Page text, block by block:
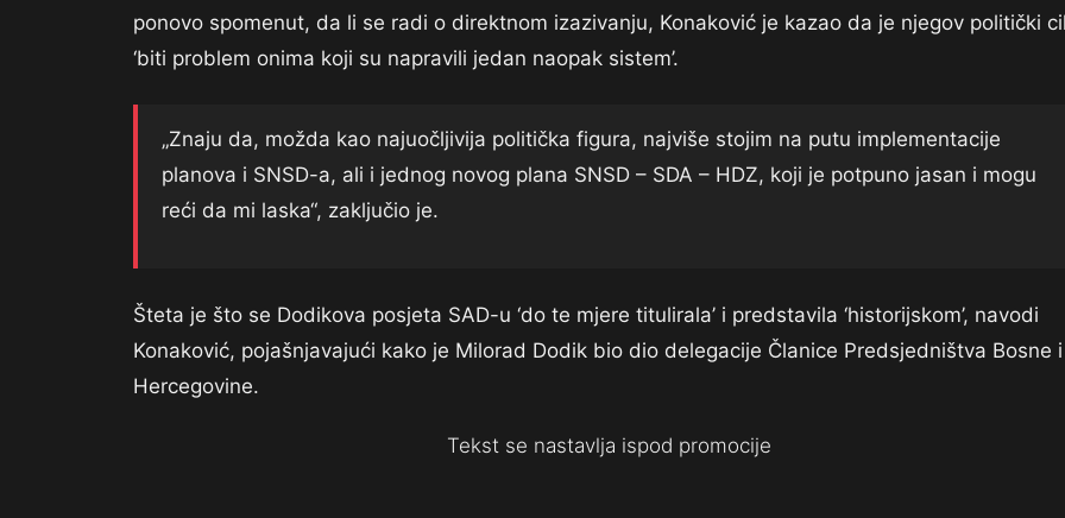
ponovo spomenut, da li se radi o direktnom izazivanju, Konaković je kazao da je njegov politički
‘biti problem onima koji su napravili jedan naopak sistem’.
„Znaju da, možda kao najuočljivija politička figura, najviše stojim na putu implementacije
planova i SNSD-a, ali i jednog novog plana SNSD – SDA – HDZ, koji je potpuno jasan i mogu
reći da mi laska“, zaključio je.
Šteta je što se Dodikova posjeta SAD-u ‘do te mjere titulirala’ i predstavila ‘historijskom’, navodi
Konaković, pojašnjavajući kako je Milorad Dodik bio dio delegacije Članice Predsjedništva Bosne i
Hercegovine.
Tekst se nastavlja ispod promocije